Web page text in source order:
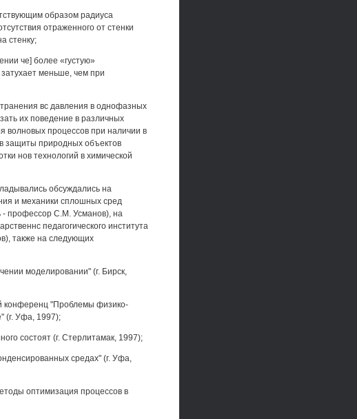
образом радиуса
отраженного от стенки
стенку;
че] более «густую»
затухает меньше, чем при
вс давления в однофазных
их поведение в различных
волновых процессов при наличии в
защиты природных объектов
нов технологий в химической
обсуждались на
и механики сплошных сред
- профессор С.М. Усманов), на
педагогического института
также на следующих
моделировании" (г. Бирск,
конференц "Проблемы физико-
(г. Уфа, 1997);
состоят (г. Стерлитамак, 1997);
средах" (г. Уфа,
оптимизация процессов в